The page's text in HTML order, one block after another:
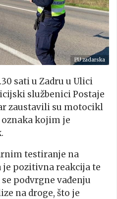
PU zadarska
sati u Zadru u Ulici
službenici Postaje
zaustavili su motocikl
kojim je
testiranje na
je pozitivna reakcija te
podvrgne vađenju
na droge, što je